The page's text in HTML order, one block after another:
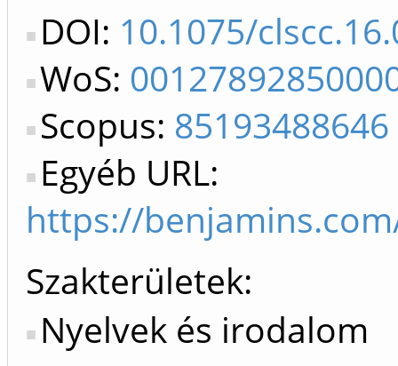
DOI: 10.1075/
WoS:
Scopus: 85193488646
Egyéb URL:
https://
Szakterületek:
Nyelvek és irodalom